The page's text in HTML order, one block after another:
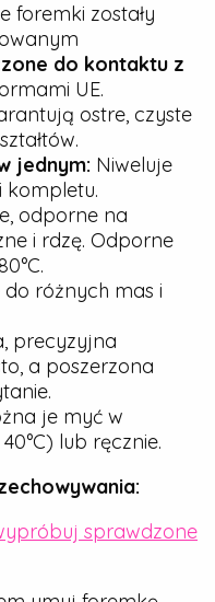
foremki zostały
do kontaktu z
UE.
ostre, czyste
jednym: Niweluje
kompletu.
odporne na
i rdzę. Odporne
do różnych mas i
precyzyjna
a poszerzona
je myć w
lub ręcznie.
sprawdzone